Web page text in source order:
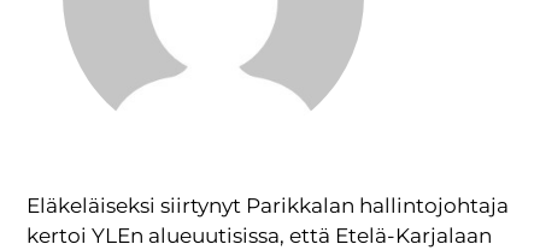
Eläkeläiseksi siirtynyt Parikkalan hallintojohtaja
kertoi YLEn alueuutisissa, että Etelä-Karjalaan